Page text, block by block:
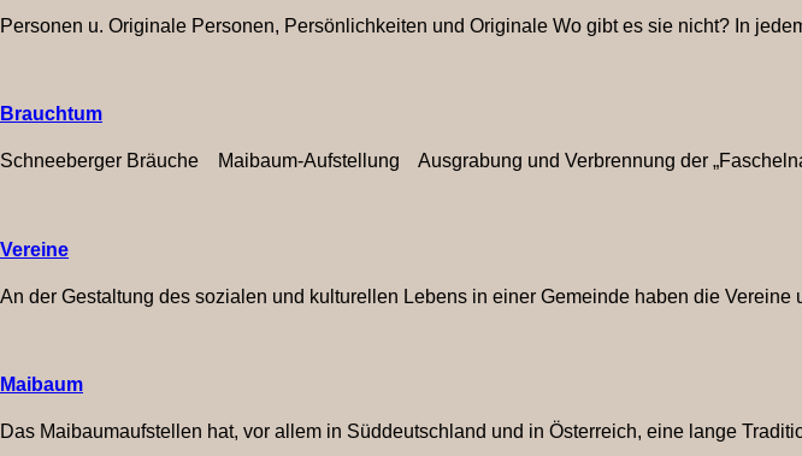
Personen u. Originale Personen, Persönlichkeiten und Originale Wo gibt es sie nicht? In
Brauchtum
Schneeberger Bräuche Maibaum-Aufstellung Ausgrabung und Verbrennung der
Vereine
An der Gestaltung des sozialen und kulturellen Lebens in einer Gemeinde haben die
Maibaum
Das Maibaumaufstellen hat, vor allem in Süddeutschland und in Österreich, eine lange